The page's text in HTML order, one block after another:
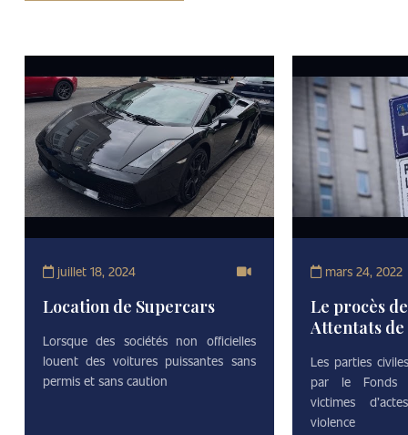
juillet 18, 2024
Location de Supercars
Lorsque des sociétés non officielles
louent des voitures puissantes sans
permis et sans caution
mars 24, 2022
Le procès
Attentats
Les parties
par le Fonds
victimes
violence